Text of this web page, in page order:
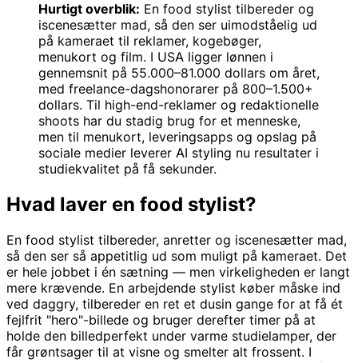
Hurtigt overblik: En food stylist tilbereder og
iscenesætter mad, så den ser uimodståelig ud
på kameraet til reklamer, kogebøger,
menukort og film. I USA ligger lønnen i
gennemsnit på 55.000–81.000 dollars om året,
med freelance-dagshonorarer på 800–1.500+
dollars. Til high-end-reklamer og redaktionelle
shoots har du stadig brug for et menneske,
men til menukort, leveringsapps og opslag på
sociale medier leverer AI styling nu resultater i
studiekvalitet på få sekunder.
Hvad laver en food stylist?
En food stylist tilbereder, anretter og iscenesætter mad,
så den ser så appetitlig ud som muligt på kameraet. Det
er hele jobbet i én sætning — men virkeligheden er langt
mere krævende. En arbejdende stylist køber måske ind
ved daggry, tilbereder en ret et dusin gange for at få ét
fejlfrit "hero"-billede og bruger derefter timer på at
holde den billedperfekt under varme studielamper, der
får grøntsager til at visne og smelter alt frossent. I